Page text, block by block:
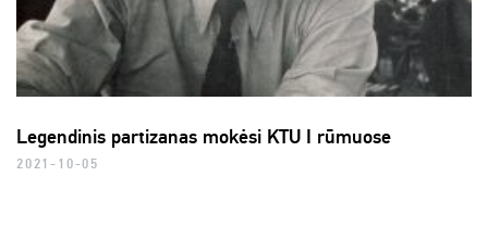
Legendinis partizanas mokėsi KTU I rūmuose
2021-10-05